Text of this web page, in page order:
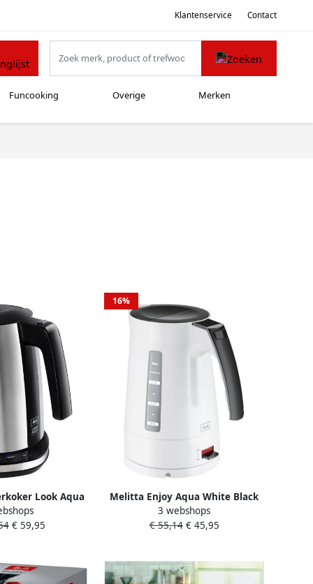
Klantenservice Contact
Funcooking Overige Merken
Look Aqua
watt) Zwart
€ 59,95
16%
Melitta Enjoy Aqua White Black
Waterkoker 1 7L Wit
3 webshops
€ 55,14€ 45,95